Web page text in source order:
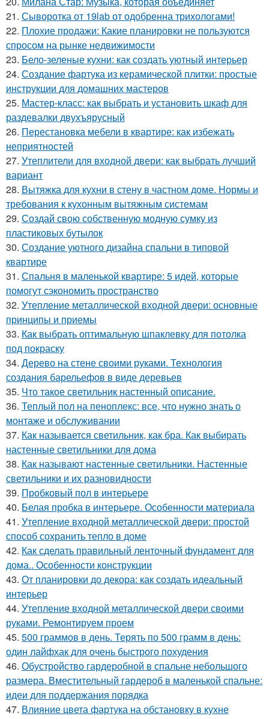
21. Сыворотка от 19lab от одобренна трихологами!
22. Плохие продажи: Какие планировки не пользуются
спросом на рынке недвижимости
23. Бело-зеленые кухни: как создать уютный интерьер
24. Создание фартука из керамической плитки: простые
инструкции для домашних мастеров
25. Мастер-класс: как выбрать и установить шкаф для
раздевалки двухъярусный
26. Перестановка мебели в квартире: как избежать
неприятностей
27. Утеплители для входной двери: как выбрать лучший
вариант
28. Вытяжка для кухни в стену в частном доме. Нормы и
требования к кухонным вытяжным системам
29. Создай свою собственную модную сумку из
пластиковых бутылок
30. Создание уютного дизайна спальни в типовой
квартире
31. Спальня в маленькой квартире: 5 идей, которые
помогут сэкономить пространство
32. Утепление металлической входной двери: основные
принципы и приемы
33. Как выбрать оптимальную шпаклевку для потолка
под покраску
34. Дерево на стене своими руками. Технология
создания барельефов в виде деревьев
35. Что такое светильник настенный описание.
36. Теплый пол на пеноплекс: все, что нужно знать о
монтаже и обслуживании
37. Как называется светильник, как бра. Как выбирать
настенные светильники для дома
38. Как называют настенные светильники. Настенные
светильники и их разновидности
39. Пробковый пол в интерьере
40. Белая пробка в интерьере. Особенности материала
41. Утепление входной металлической двери: простой
способ сохранить тепло в доме
42. Как сделать правильный ленточный фундамент для
дома.. Особенности конструкции
43. От планировки до декора: как создать идеальный
интерьер
44. Утепление входной металлической двери своими
руками. Ремонтируем проем
45. 500 граммов в день. Терять по 500 грамм в день:
один лайфхак для очень быстрого похудения
46. Обустройство гардеробной в спальне небольшого
размера. Вместительный гардероб в маленькой спальне:
идеи для поддержания порядка
47. Влияние цвета фартука на обстановку в кухне